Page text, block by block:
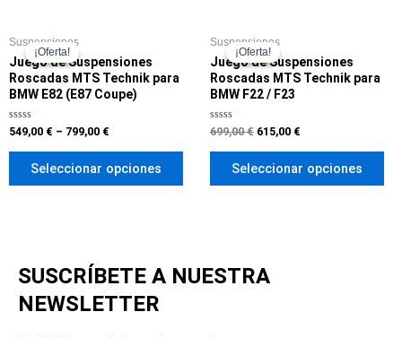
¡Oferta!
¡Oferta!
Suspensiones
Juego de Suspensiones
Roscadas MTS Technik para
BMW E82 (E87 Coupe)
Valorado
0
549,00 € – 799,00 €
Seleccionar opciones
¡Oferta!
¡Oferta!
Suspensiones
Juego de Suspensiones
Roscadas MTS Technik para
BMW F22 / F23
Valorado
0
699,00€
precio
original
era:
699,00 €.
615,00 €
actual
es:
Seleccionar opciones
SUSCRÍBETE A NUESTRA
NEWSLETTER